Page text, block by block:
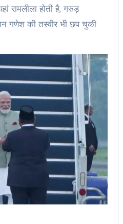
रामलीला होती है, गरुड़
गणेश की तस्वीर भी छप चुकी